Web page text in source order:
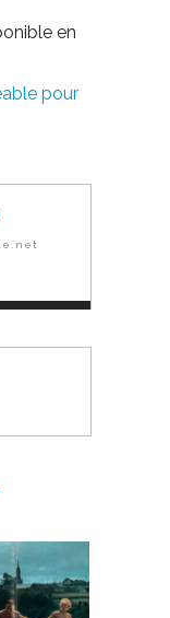
en
pour